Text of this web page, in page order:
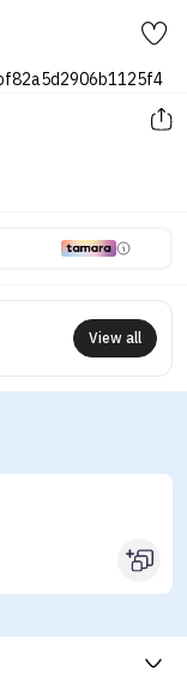
View all